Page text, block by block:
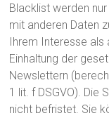
Blacklist werden
mit anderen Daten
Ihrem Interesse als
Einhaltung der
Newslettern
1 lit. f DSGVO). Die
nicht befristet. Sie